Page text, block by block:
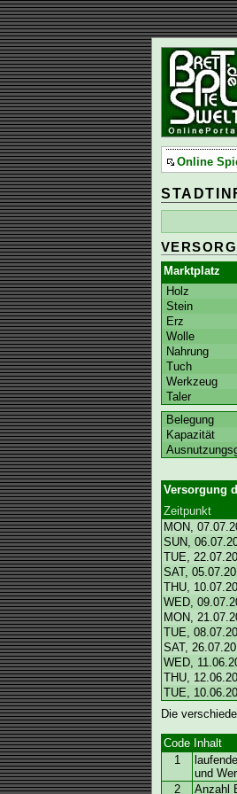
Online
Marktplatz
Holz
Stein
Erz
Wolle
Nahrung
Tuch
Werkzeug
Taler
Belegung
Kapazität
Versorgung
Zeitpunkt
MON,
SUN,
TUE,
SAT,
THU,
WED,
MON,
TUE,
SAT,
WED,
THU,
TUE,
Die
Code Inhalt
1
und
2
Anzahl